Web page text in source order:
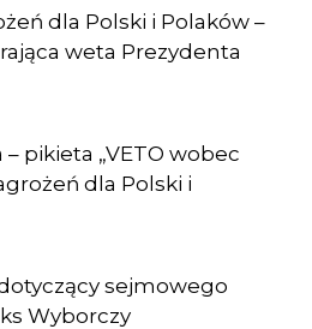
dla Polski i Polaków –
weta Prezydenta
– pikieta „VETO wobec
dla Polski i
sejmowego
Wyborczy